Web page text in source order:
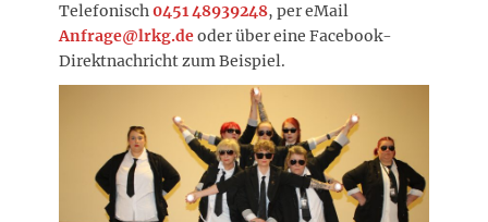
Telefonisch0451 48939248, per eMail
Anfrage@lrkg.deoder über eine Facebook-
Direktnachricht zum Beispiel.